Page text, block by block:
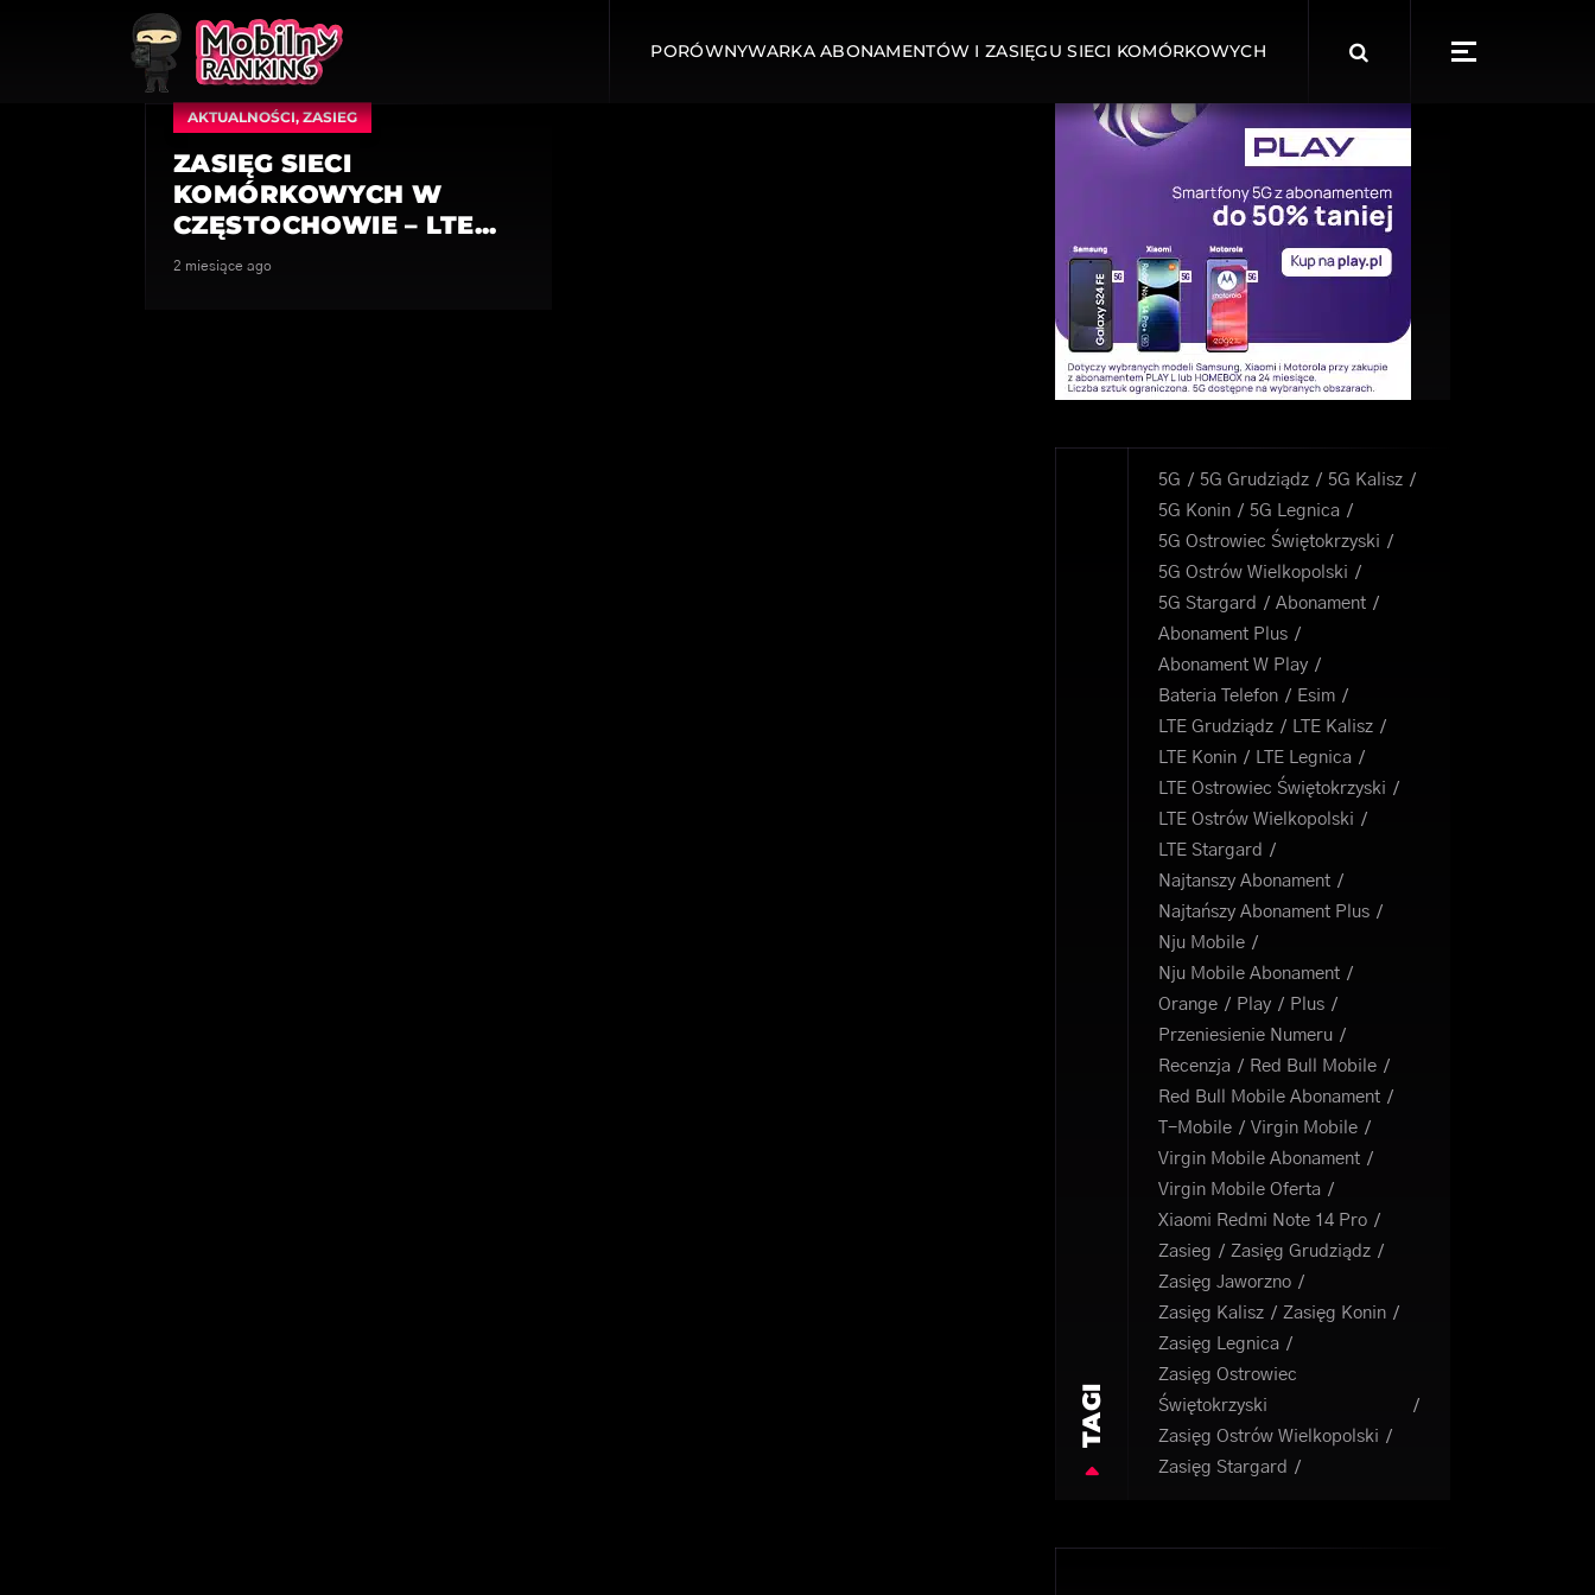
PORÓWNYWARKA ABONAMENTÓW I ZASIĘGU SIECI KOMÓRKOWYCH
for:
AKTUALNOŚCI,ZASIEG
ZASIĘG SIECI
KOMÓRKOWYCH W
CZĘSTOCHOWIE – LTE...
2 miesiące ago
TAGI
5G 5G Grudziądz
5G Kalisz
5G Konin
5G Legnica
5G Ostrowiec Świętokrzyski
5G Ostrów Wielkopolski
5G Stargard
Abonament
Abonament Plus
Abonament W Play
Bateria Telefon
Esim
LTE Grudziądz
LTE Kalisz
LTE Konin
LTE Legnica
LTE Ostrowiec Świętokrzyski
LTE Ostrów Wielkopolski
LTE Stargard
Najtanszy Abonament
Najtańszy Abonament Plus
Nju Mobile
Nju Mobile Abonament
Orange
Play
Plus
Przeniesienie Numeru
Recenzja
Red Bull Mobile
Red Bull Mobile Abonament
T-Mobile
Virgin Mobile
Virgin Mobile Abonament
Virgin Mobile Oferta
Xiaomi Redmi Note 14 Pro
Zasieg
Zasięg Grudziądz
Zasięg Jaworzno
Zasięg Kalisz
Zasięg Konin
Zasięg Legnica
Zasięg Ostrowiec
Świętokrzyski
Zasięg Ostrów Wielkopolski
Zasięg Stargard